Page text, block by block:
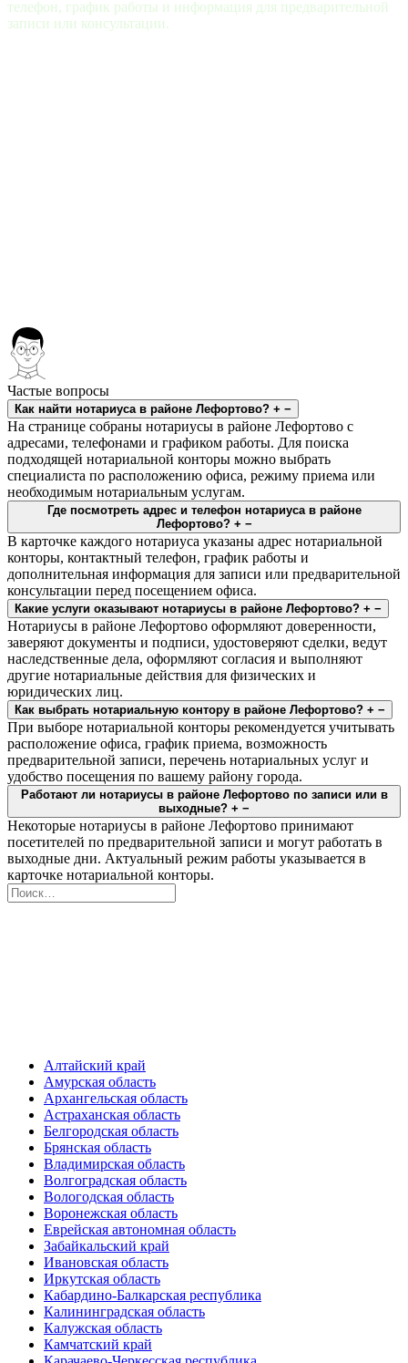
телефон, график работы и информация для предварительной
записи или консультации.
Частые вопросы
Как найти нотариуса в районе Лефортово? + −
На странице собраны нотариусы в районе Лефортово с
адресами, телефонами и графиком работы. Для поиска
подходящей нотариальной конторы можно выбрать
специалиста по расположению офиса, режиму приема или
необходимым нотариальным услугам.
Где посмотреть адрес и телефон нотариуса в районе
Лефортово? + −
В карточке каждого нотариуса указаны адрес нотариальной
конторы, контактный телефон, график работы и
дополнительная информация для записи или предварительной
консультации перед посещением офиса.
Какие услуги оказывают нотариусы в районе Лефортово? + −
Нотариусы в районе Лефортово оформляют доверенности,
заверяют документы и подписи, удостоверяют сделки, ведут
наследственные дела, оформляют согласия и выполняют
другие нотариальные действия для физических и
юридических лиц.
Как выбрать нотариальную контору в районе Лефортово? + −
При выборе нотариальной конторы рекомендуется учитывать
расположение офиса, график приема, возможность
предварительной записи, перечень нотариальных услуг и
удобство посещения по вашему району города.
Работают ли нотариусы в районе Лефортово по записи или в
выходные? + −
Некоторые нотариусы в районе Лефортово принимают
посетителей по предварительной записи и могут работать в
выходные дни. Актуальный режим работы указывается в
карточке нотариальной конторы.
Алтайский край
Амурская область
Архангельская область
Астраханская область
Белгородская область
Брянская область
Владимирская область
Волгоградская область
Вологодская область
Воронежская область
Еврейская автономная область
Забайкальский край
Ивановская область
Иркутская область
Кабардино-Балкарская республика
Калининградская область
Калужская область
Камчатский край